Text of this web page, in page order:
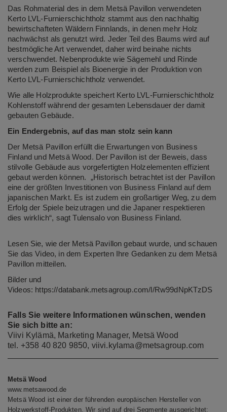
Das Rohmaterial des in dem Metsä Pavillon verwendeten
Kerto LVL-Furnierschichtholz stammt aus den nachhaltig
bewirtschafteten Wäldern Finnlands, in denen mehr Holz
nachwächst als genutzt wird. Jeder Teil des Baums wird auf
bestmögliche Art verwendet, daher wird beinahe nichts
verschwendet. Nebenprodukte wie Sägemehl und Rinde
werden zum Beispiel als Bioenergie in der Produktion von
Kerto LVL-Furnierschichtholz verwendet.
Wie alle Holzprodukte speichert Kerto LVL-Furnierschichtholz
Kohlenstoff während der gesamten Lebensdauer der damit
gebauten Gebäude.
Ein Endergebnis, auf das man stolz sein kann
Der Metsä Pavillon erfüllt die Erwartungen von Business
Finland und Metsä Wood. Der Pavillon ist der Beweis, dass
stilvolle Gebäude aus vorgefertigten Holzelementen effizient
gebaut werden können. „Historisch betrachtet ist der Pavillon
eine der größten Investitionen von Business Finland auf dem
japanischen Markt. Es ist zudem ein großartiger Weg, zu dem
Erfolg der Spiele beizutragen und die Japaner respektieren
dies wirklich“, sagt Tulensalo von Business Finland.
Lesen Sie, wie der Metsä Pavillon gebaut wurde, und schauen
Sie das Video, in dem Experten Ihre Gedanken zu dem Metsä
Pavillon mitteilen.
Bilder und
Videos: https://databank.metsagroup.com/l/Rw99dNpKTzDS
Falls Sie weitere Informationen wünschen, wenden
Sie sich bitte an:
Viivi Kylämä, Marketing Manager, Metsä Wood
tel. +358 40 820 9850, viivi.kylama@metsagroup.com
Metsä Wood
www.metsawood.de
Metsä Wood ist einer der führenden europäischen Hersteller von
Holzwerkstoff-Produkten. Wir sind auf drei Segmente ausgerichtet: